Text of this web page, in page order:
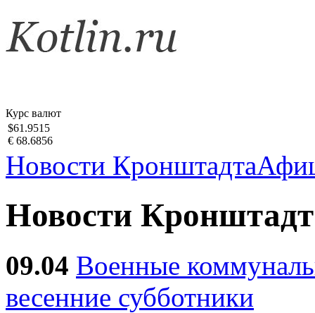
Курс валют
$61.9515
€ 68.6856
Новости Кронштадта
Новости
09.04 Военные
весенние субботники